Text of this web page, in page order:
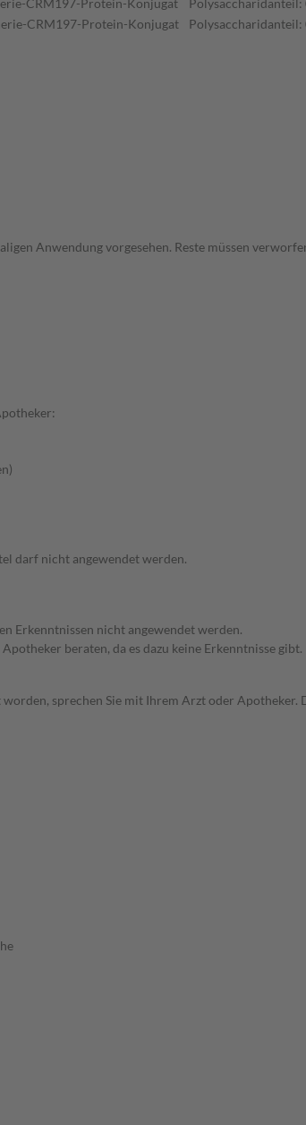
CRM197-Protein-Konjugat
Polysaccharidanteil:
CRM197-Protein-Konjugat Polysaccharidanteil:
Anwendung vorgesehen. Reste müssen
darf nicht angewendet werden.
Erkenntnissen nicht angewendet werden.
beraten, da es dazu keine Erkenntnisse gibt.
sprechen Sie mit Ihrem Arzt oder